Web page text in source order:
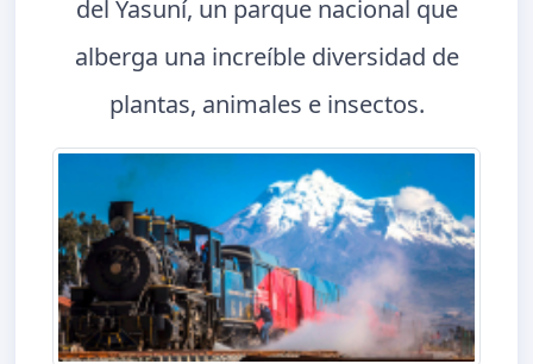
del Yasuní, un parque nacional que
alberga una increíble diversidad de
plantas, animales e insectos.